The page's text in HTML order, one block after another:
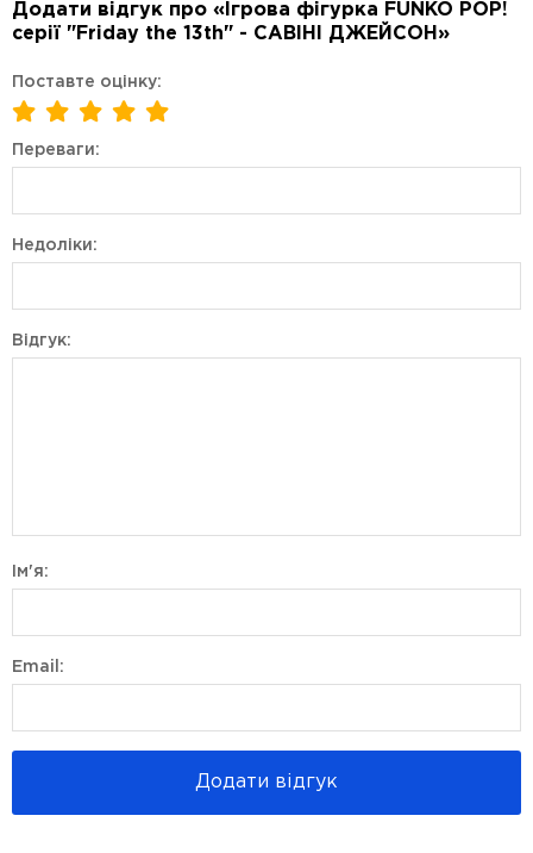
Додати відгук про «Ігрова фігурка FUNKO POP!
серії "Friday the 13th" - САВІНІ ДЖЕЙСОН»
Поставте оцінку:
Переваги:
Недоліки:
Відгук:
Ім'я:
Email:
Додати відгук